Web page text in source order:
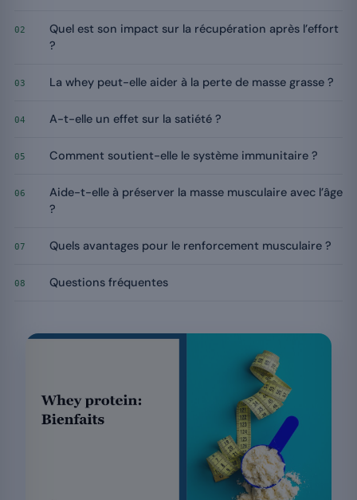
02
Quel est son impact sur la récupération après l’effort
?
03 La whey peut-elle aider à la perte de masse grasse ?
04 A-t-elle un effet sur la satiété ?
05 Comment soutient-elle le système immunitaire ?
06
Aide-t-elle à préserver la masse musculaire avec l’âge
?
07 Quels avantages pour le renforcement musculaire ?
08 Questions fréquentes